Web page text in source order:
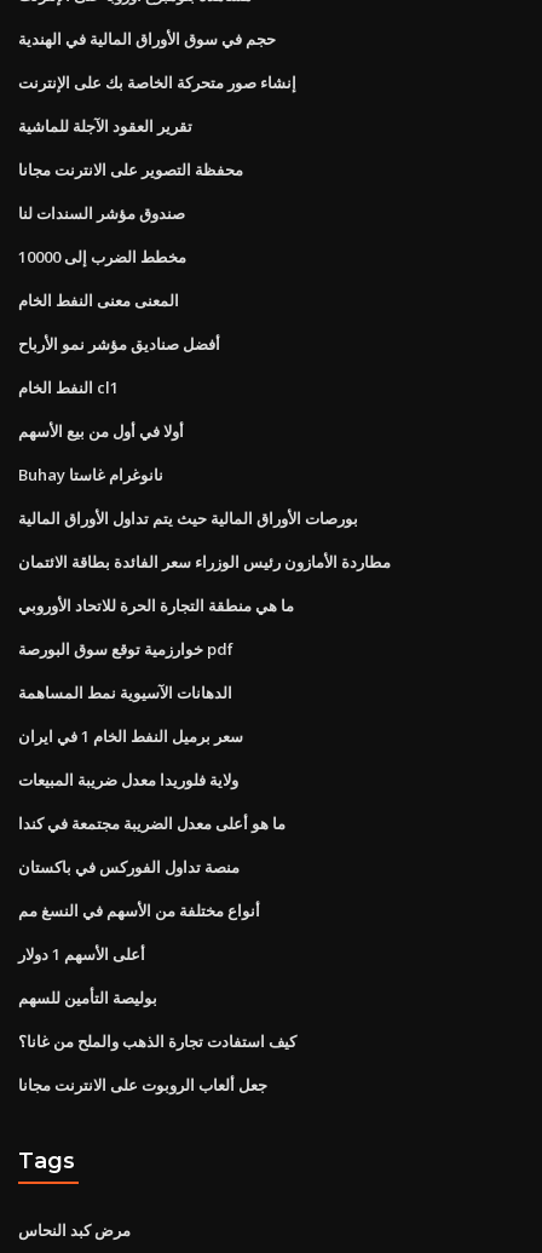
حجم في سوق الأوراق المالية في الهندية
إنشاء صور متحركة الخاصة بك على الإنترنت
تقرير العقود الآجلة للماشية
محفظة التصوير على الانترنت مجانا
صندوق مؤشر السندات لنا
مخطط الضرب إلى 10000
المعنى معنى النفط الخام
أفضل صناديق مؤشر نمو الأرباح
النفط الخام cl1
أولا في أول من بيع الأسهم
Buhay نانوغرام غاستا
بورصات الأوراق المالية حيث يتم تداول الأوراق المالية
مطاردة الأمازون رئيس الوزراء سعر الفائدة بطاقة الائتمان
ما هي منطقة التجارة الحرة للاتحاد الأوروبي
خوارزمية توقع سوق البورصة pdf
الدهانات الآسيوية نمط المساهمة
سعر برميل النفط الخام 1 في ايران
ولاية فلوريدا معدل ضريبة المبيعات
ما هو أعلى معدل الضريبة مجتمعة في كندا
منصة تداول الفوركس في باكستان
أنواع مختلفة من الأسهم في النسغ مم
أعلى الأسهم 1 دولار
بوليصة التأمين للسهم
كيف استفادت تجارة الذهب والملح من غانا؟
جعل ألعاب الروبوت على الانترنت مجانا
Tags
مرض كبد النحاس